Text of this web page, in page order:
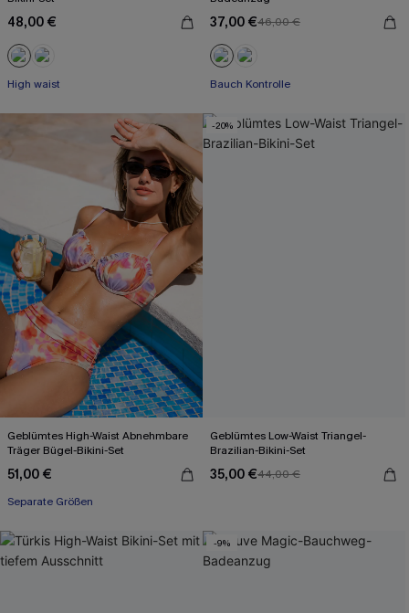
48,00 €
High waist
37,00 €46,00 €
Bauch Kontrolle
Geblümtes High-Waist Abnehmbare
Träger Bügel-Bikini-Set
51,00 €
Separate Größen
-20%
Geblümtes Low-Waist Triangel-
Brazilian-Bikini-Set
35,00 €44,00 €
-9%